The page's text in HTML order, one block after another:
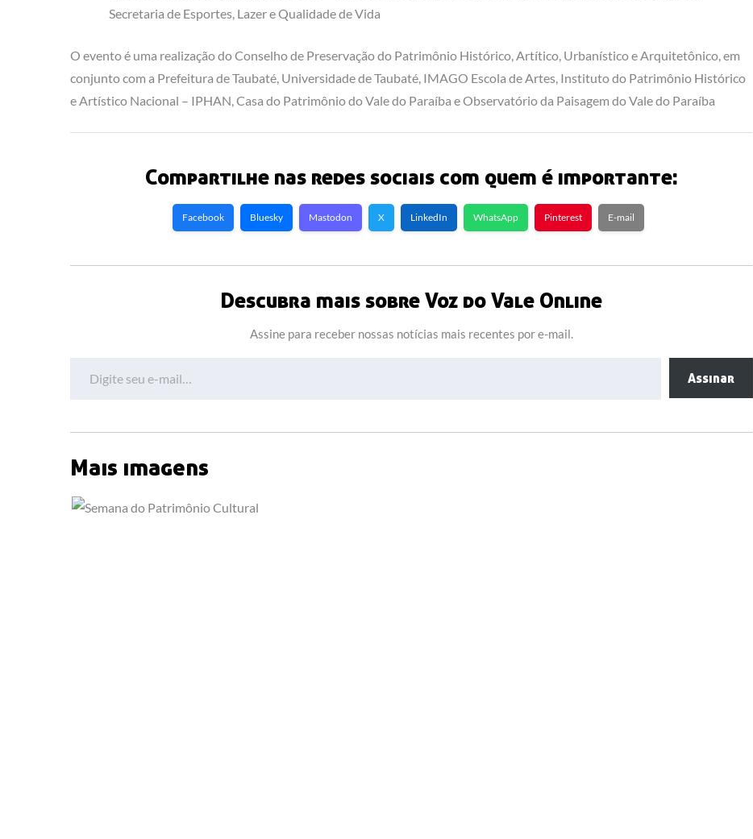
Secretaria de Esportes, Lazer e Qualidade de Vida
O evento é uma realização do Conselho de Preservação do Patrimônio Histórico, Artítico, Urbanístico e Arquitetônico, em
conjunto com a Prefeitura de Taubaté, Universidade de Taubaté, IMAGO Escola de Artes, Instituto do Patrimônio Histórico
e Artístico Nacional – IPHAN, Casa do Patrimônio do Vale do Paraíba e Observatório da Paisagem do Vale do Paraíba
Compartilhe nas redes sociais com quem é importante:
Facebook Bluesky Mastodon X LinkedIn WhatsApp Pinterest E-mail
Descubra mais sobre Voz do Vale Online
Assine para receber nossas notícias mais recentes por e-mail.
Assinar
Mais imagens